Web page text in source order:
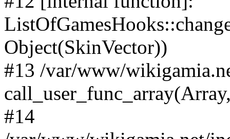
Object(SkinVector))
#13 /var/www/
#14